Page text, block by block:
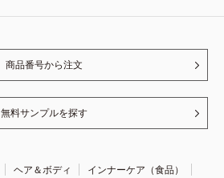
商品番号から注文
無料サンプルを探す
ヘア＆ボディ
インナーケア（食品）